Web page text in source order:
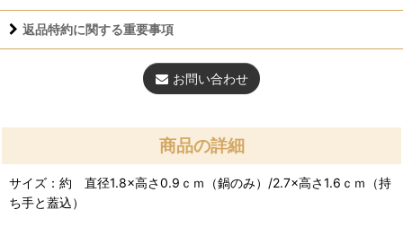
返品特約に関する重要事項
お問い合わせ
商品の詳細
サイズ：約 直径1.8×高さ0.9ｃｍ（鍋のみ）/2.7×高さ1.6ｃｍ（持
ち手と蓋込）